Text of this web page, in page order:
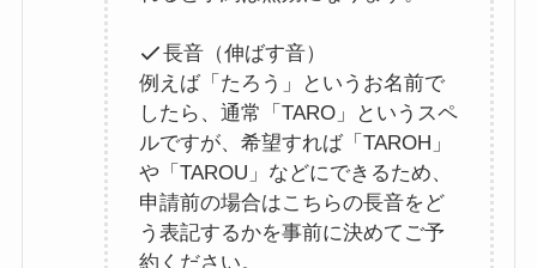
長音（伸ばす音）
例えば「たろう」というお名前で
したら、通常「TARO」というスペ
ルですが、希望すれば「TAROH」
や「TAROU」などにできるため、
申請前の場合はこちらの長音をど
う表記するかを事前に決めてご予
約ください。